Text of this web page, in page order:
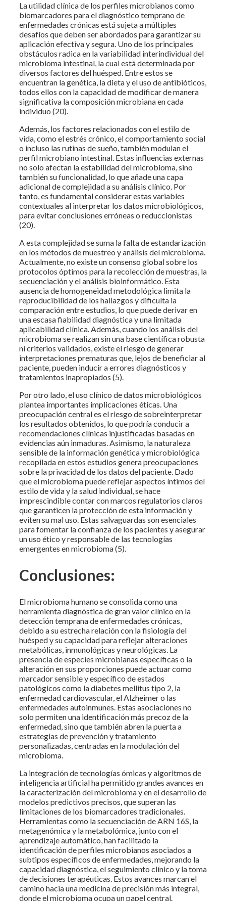
La utilidad clínica de los perfiles microbianos como
biomarcadores para el diagnóstico temprano de
enfermedades crónicas está sujeta a múltiples
desafíos que deben ser abordados para garantizar su
aplicación efectiva y segura. Uno de los principales
obstáculos radica en la variabilidad interindividual del
microbioma intestinal, la cual está determinada por
diversos factores del huésped. Entre estos se
encuentran la genética, la dieta y el uso de antibióticos,
todos ellos con la capacidad de modificar de manera
significativa la composición microbiana en cada
individuo (20).
Además, los factores relacionados con el estilo de
vida, como el estrés crónico, el comportamiento social
o incluso las rutinas de sueño, también modulan el
perfil microbiano intestinal. Estas influencias externas
no solo afectan la estabilidad del microbioma, sino
también su funcionalidad, lo que añade una capa
adicional de complejidad a su análisis clínico. Por
tanto, es fundamental considerar estas variables
contextuales al interpretar los datos microbiológicos,
para evitar conclusiones erróneas o reduccionistas
(20).
A esta complejidad se suma la falta de estandarización
en los métodos de muestreo y análisis del microbioma.
Actualmente, no existe un consenso global sobre los
protocolos óptimos para la recolección de muestras, la
secuenciación y el análisis bioinformático. Esta
ausencia de homogeneidad metodológica limita la
reproducibilidad de los hallazgos y dificulta la
comparación entre estudios, lo que puede derivar en
una escasa fiabilidad diagnóstica y una limitada
aplicabilidad clínica. Además, cuando los análisis del
microbioma se realizan sin una base científica robusta
ni criterios validados, existe el riesgo de generar
interpretaciones prematuras que, lejos de beneficiar al
paciente, pueden inducir a errores diagnósticos y
tratamientos inapropiados (5).
Por otro lado, el uso clínico de datos microbiológicos
plantea importantes implicaciones éticas. Una
preocupación central es el riesgo de sobreinterpretar
los resultados obtenidos, lo que podría conducir a
recomendaciones clínicas injustificadas basadas en
evidencias aún inmaduras. Asimismo, la naturaleza
sensible de la información genética y microbiológica
recopilada en estos estudios genera preocupaciones
sobre la privacidad de los datos del paciente. Dado
que el microbioma puede reflejar aspectos íntimos del
estilo de vida y la salud individual, se hace
imprescindible contar con marcos regulatorios claros
que garanticen la protección de esta información y
eviten su mal uso. Estas salvaguardas son esenciales
para fomentar la confianza de los pacientes y asegurar
un uso ético y responsable de las tecnologías
emergentes en microbioma (5).
Conclusiones:
El microbioma humano se consolida como una
herramienta diagnóstica de gran valor clínico en la
detección temprana de enfermedades crónicas,
debido a su estrecha relación con la fisiología del
huésped y su capacidad para reflejar alteraciones
metabólicas, inmunológicas y neurológicas. La
presencia de especies microbianas específicas o la
alteración en sus proporciones puede actuar como
marcador sensible y específico de estados
patológicos como la diabetes mellitus tipo 2, la
enfermedad cardiovascular, el Alzheimer o las
enfermedades autoinmunes. Estas asociaciones no
solo permiten una identificación más precoz de la
enfermedad, sino que también abren la puerta a
estrategias de prevención y tratamiento
personalizadas, centradas en la modulación del
microbioma.
La integración de tecnologías ómicas y algoritmos de
inteligencia artificial ha permitido grandes avances en
la caracterización del microbioma y en el desarrollo de
modelos predictivos precisos, que superan las
limitaciones de los biomarcadores tradicionales.
Herramientas como la secuenciación de ARN 16S, la
metagenómica y la metabolómica, junto con el
aprendizaje automático, han facilitado la
identificación de perfiles microbianos asociados a
subtipos específicos de enfermedades, mejorando la
capacidad diagnóstica, el seguimiento clínico y la toma
de decisiones terapéuticas. Estos avances marcan el
camino hacia una medicina de precisión más integral,
donde el microbioma ocupa un papel central.